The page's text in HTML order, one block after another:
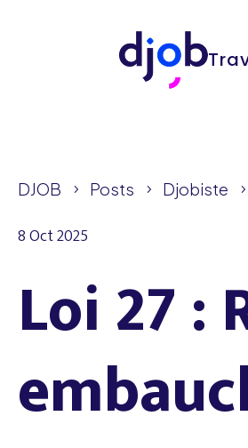
DJOB 5 Posts 5 Djobiste 5
8 Oct 2025
Loi 27 :